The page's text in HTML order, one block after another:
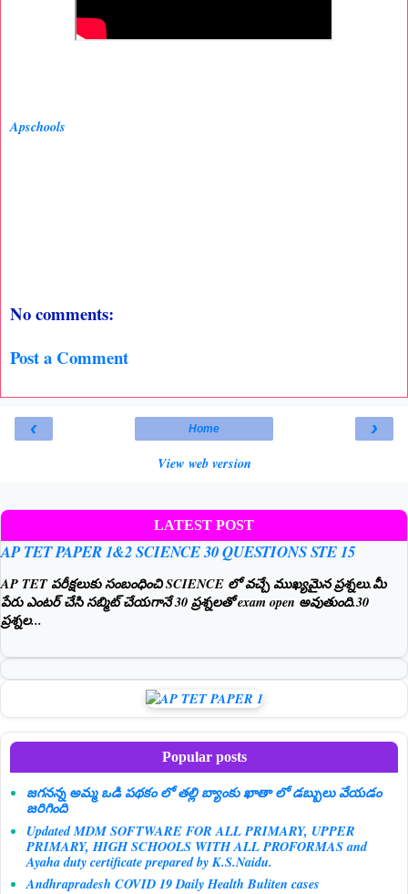
Apschools
No comments:
Post a Comment
‹ ›
Home
View web version
LATEST POST
AP TET PAPER 1&2 SCIENCE 30 QUESTIONS STE 15
AP TET పరీక్షలుకు సంబంధించి SCIENCE లో వచ్చే ముఖ్యమైన ప్రశ్నలు.మీ
పేరు ఎంటర్ చేసి సబ్మిట్ చేయగానే 30 ప్రశ్నలతో exam open అవుతుంది.30
ప్రశ్నల...
Popular posts
జగనన్న అమ్మ ఒడి పథకం లో తల్లి బ్యాంకు ఖాతా లో డబ్బులు వేయడం
జరిగింది
Updated MDM SOFTWARE FOR ALL PRIMARY, UPPER
PRIMARY, HIGH SCHOOLS WITH ALL PROFORMAS and
Ayaha duty certificate prepared by K.S.Naidu.
Andhrapradesh COVID 19 Daily Health Buliten cases